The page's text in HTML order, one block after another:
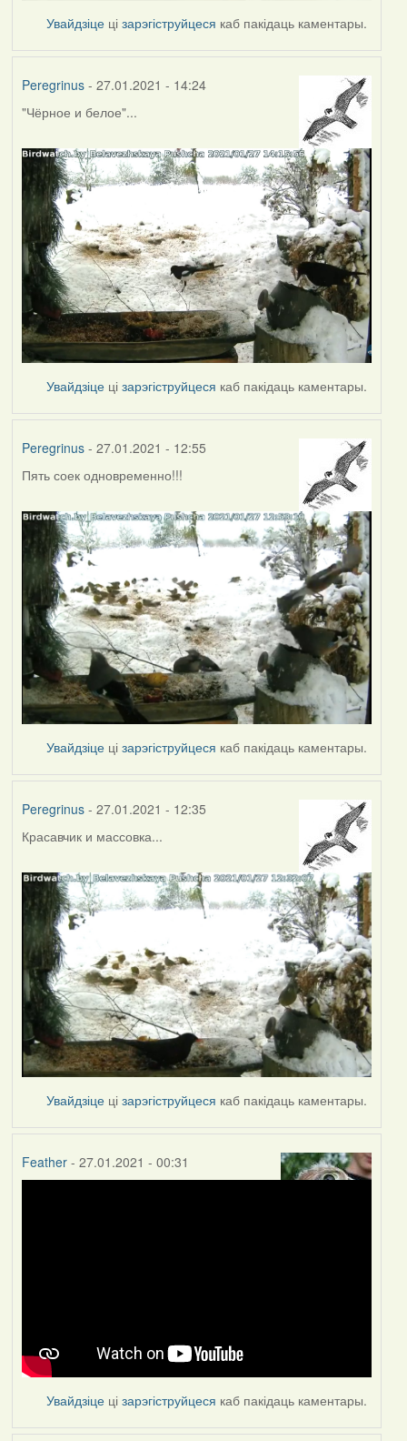
Увайдзіце цізарэгіструйцеся каб пакідаць каментары.
Peregrinus- 27.01.2021 - 14:24
"Чёрное и белое"...
Увайдзіце цізарэгіструйцеся каб пакідаць каментары.
Peregrinus- 27.01.2021 - 12:55
Пять соек одновременно!!!
Увайдзіце цізарэгіструйцеся каб пакідаць каментары.
Peregrinus- 27.01.2021 - 12:35
Красавчик и массовка...
Увайдзіце цізарэгіструйцеся каб пакідаць каментары.
Feather- 27.01.2021 - 00:31
Увайдзіце цізарэгіструйцеся каб пакідаць каментары.